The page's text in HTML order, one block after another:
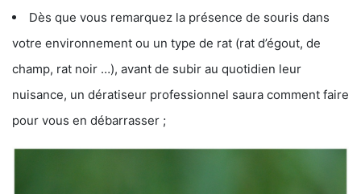
Dès que vous remarquez la présence de souris dans
votre environnement ou un type de rat (rat d’égout, de
champ, rat noir …), avant de subir au quotidien leur
nuisance, un dératiseur professionnel saura comment faire
pour vous en débarrasser ;